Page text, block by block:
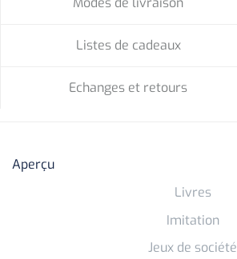
Listes de cadeaux
Echanges et retours
Aperçu
Livres
Imitation
Jeux de société